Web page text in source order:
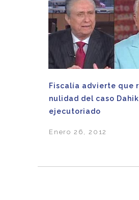
Fiscalía advierte que
nulidad del caso
ejecutoriado
Enero 26, 2012